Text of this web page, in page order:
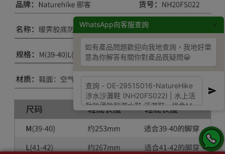
WhatsApp向客服查詢
如有產品問題歡迎向我地查詢，我地好樂
意為你解答有關你對產品既疑問😀